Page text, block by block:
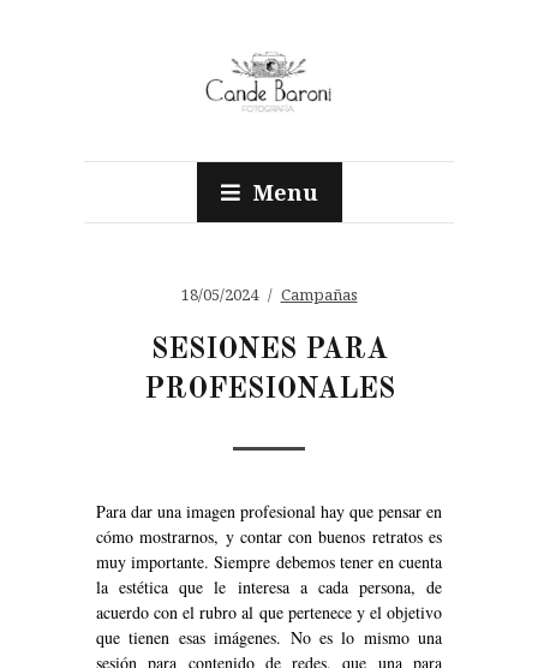
Menu
18/05/2024 Campañas
SESIONES PARA
PROFESIONALES
Para dar una imagen profesional hay que pensar en
cómo mostrarnos, y contar con buenos retratos es
muy importante. Siempre debemos tener en cuenta
la estética que le interesa a cada persona, de
acuerdo con el rubro al que pertenece y el objetivo
que tienen esas imágenes. No es lo mismo una
sesión para contenido de redes, que una para